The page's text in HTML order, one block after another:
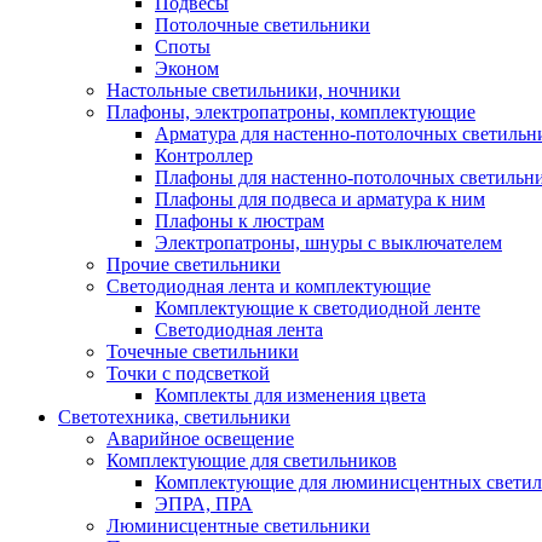
Потолочные светильники
Споты
Эконом
Настольные светильники, ночники
Плафоны, электропатроны, комплектующие
Арматура для настенно-потолочных
Контроллер
Плафоны для настенно-потолочных
Плафоны для подвеса и арматура к ним
Плафоны к люстрам
Электропатроны, шнуры с выключателем
Прочие светильники
Светодиодная лента и комплектующие
Комплектующие к светодиодной ленте
Светодиодная лента
Точечные светильники
Точки с подсветкой
Комплекты для изменения цвета
Светотехника, светильники
Аварийное освещение
Комплектующие для светильников
Комплектующие для люминисцентных
ЭПРА, ПРА
Люминисцентные светильники